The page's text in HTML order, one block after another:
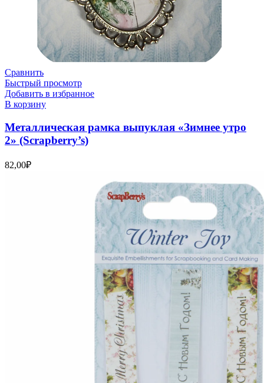
Сравнить
Быстрый просмотр
Добавить в избранное
В корзину
Металлическая рамка выпуклая «Зимнее утро
2» (Scrapberry’s)
82,00₽